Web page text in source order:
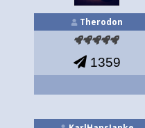
Therodon
1359